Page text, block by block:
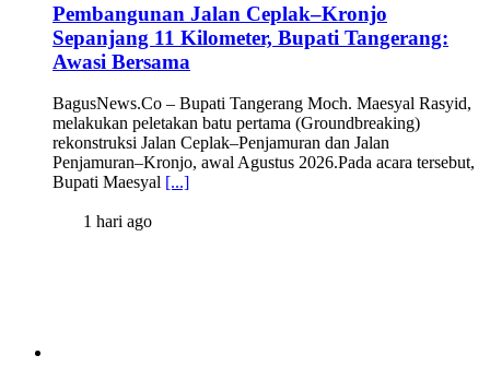
Pembangunan Jalan Ceplak–Kronjo
Sepanjang 11 Kilometer, Bupati Tangerang:
Awasi Bersama
BagusNews.Co – Bupati Tangerang Moch. Maesyal Rasyid,
melakukan peletakan batu pertama (Groundbreaking)
rekonstruksi Jalan Ceplak–Penjamuran dan Jalan
Penjamuran–Kronjo, awal Agustus 2026.Pada acara tersebut,
Bupati Maesyal [...]
1 hari ago